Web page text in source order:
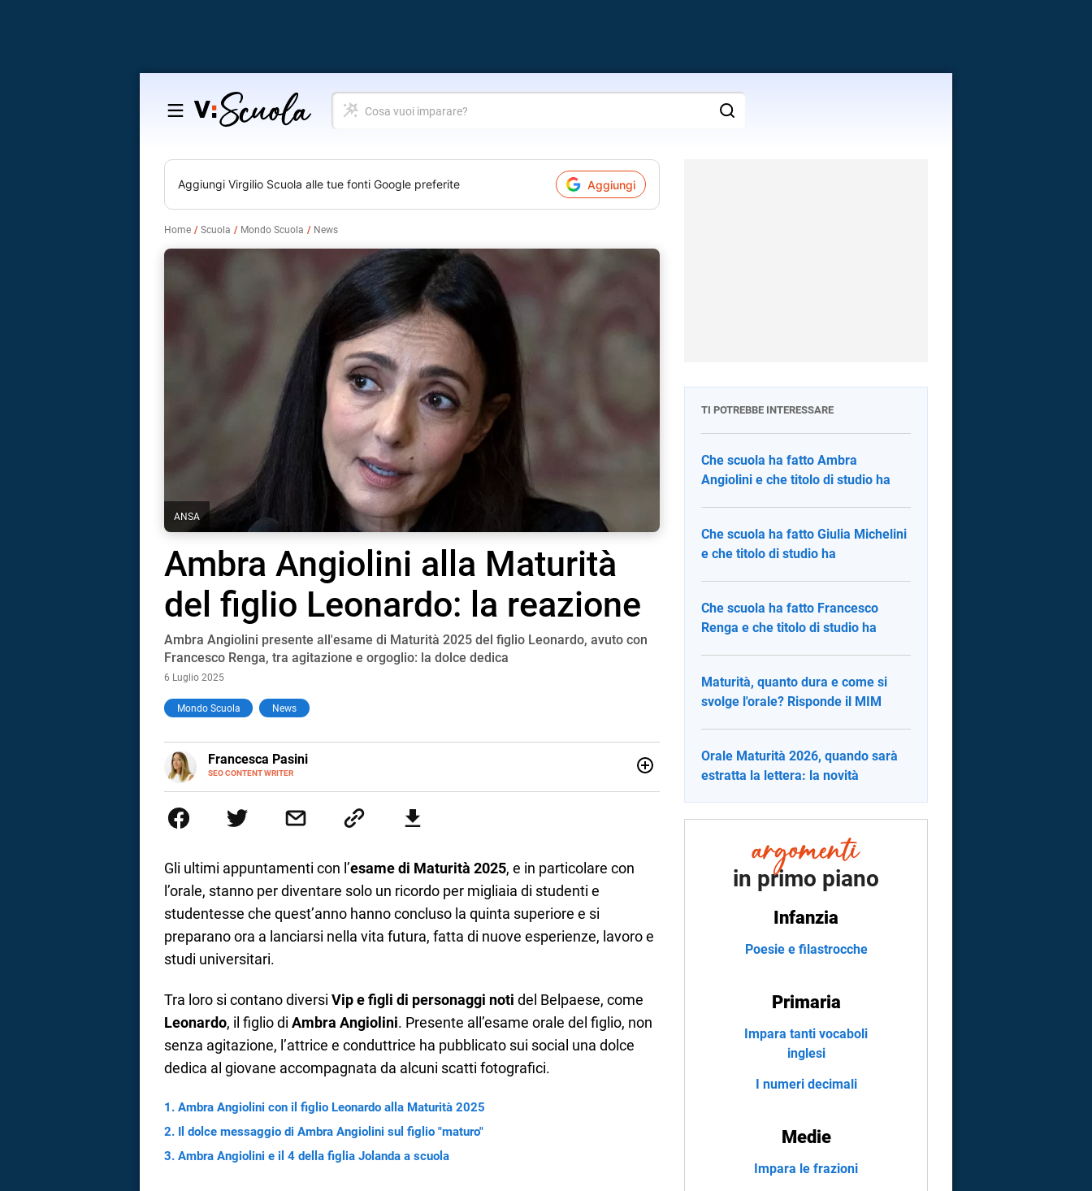
Salta
contenuto
Cosa
vuoi
Aggiungi Virgilio Scuola alle tue fonti Google preferite Aggiungi
Home Scuola Mondo Scuola News
ANSA
Ambra Angiolini alla Maturità
del figlio Leonardo: la reazione
Ambra Angiolini presente all'esame di Maturità 2025 del figlio Leonardo, avuto con
Francesco Renga, tra agitazione e orgoglio: la dolce dedica
6 Luglio 2025
Mondo Scuola News
Francesca Pasini
SEO CONTENT WRITER
E-
MAIL
parlano di luoghi, viaggi unici, cultura e lifestyle, che trasformo in parole scritte per lavoro e
per passione.
Gli ultimi appuntamenti con l’esame di Maturità 2025, e in particolare con
l’orale, stanno per diventare solo un ricordo per migliaia di studenti e
studentesse che quest’anno hanno concluso la quinta superiore e si
preparano ora a lanciarsi nella vita futura, fatta di nuove esperienze, lavoro e
studi universitari.
Tra loro si contano diversi Vip e figli di personaggi noti del Belpaese, come
Leonardo, il figlio di Ambra Angiolini. Presente all’esame orale del figlio, non
senza agitazione, l’attrice e conduttrice ha pubblicato sui social una dolce
dedica al giovane accompagnata da alcuni scatti fotografici.
Ambra Angiolini con il figlio Leonardo alla Maturità 2025
Il dolce messaggio di Ambra Angiolini sul figlio "maturo"
Ambra Angiolini e il 4 della figlia Jolanda a scuola
TI POTREBBE INTERESSARE
Che scuola ha fatto Ambra
Angiolini e che titolo di studio ha
Che scuola ha fatto Giulia Michelini
e che titolo di studio ha
Che scuola ha fatto Francesco
Renga e che titolo di studio ha
Maturità, quanto dura e come si
svolge l'orale? Risponde il MIM
Orale Maturità 2026, quando sarà
estratta la lettera: la novità
in primo piano
Infanzia
Poesie e filastrocche
Primaria
Impara tanti vocaboli
inglesi
I numeri decimali
Medie
Impara le frazioni